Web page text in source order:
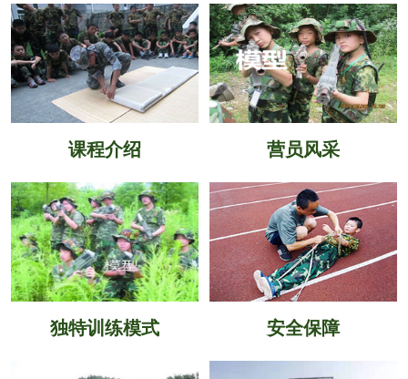
课程介绍 营员风采
独特训练模式 安全保障